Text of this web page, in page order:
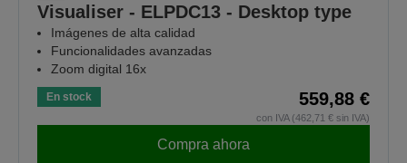
Visualiser - ELPDC13 - Desktop type
Imágenes de alta calidad
Funcionalidades avanzadas
Zoom digital 16x
En stock 559,88 €
con IVA (462,71 € sin IVA)
Compra ahora